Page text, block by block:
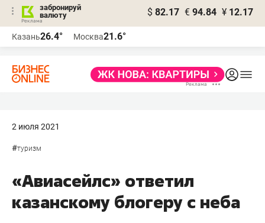
забронируй
валюту
$ 82.17 € 94.84 ¥ 12.17
Казань26.4° Москва21.6°
2 июля 2021
#туризм
«Авиасейлс» ответил
казанскому блогеру с неба